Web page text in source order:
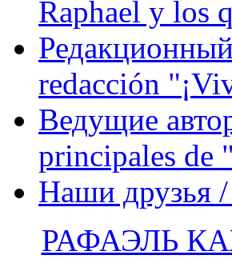
Raphael y los
redacción
Ведущие
principales de
Наши друзья
РАФАЭЛЬ